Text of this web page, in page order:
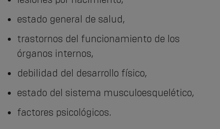
estado general de salud,
trastornos del funcionamiento de los
órganos internos,
debilidad del desarrollo físico,
estado del sistema musculoesquelético,
factores psicológicos.